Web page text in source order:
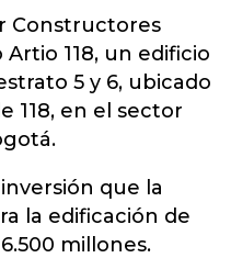
Constructores
118, un edificio
5 y 6, ubicado
118, en el sector
que la
la edificación de
millones.